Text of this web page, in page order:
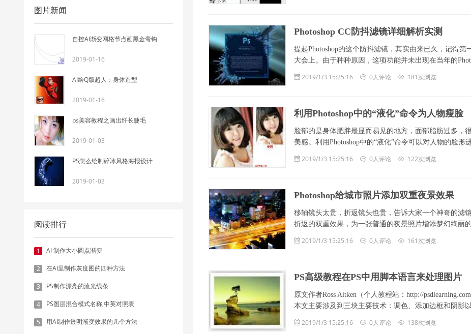
图片新闻
自控AI渐变网格节点画黑金弯钩
2019-01-16
AI绘Q版超人：身体造型
2019-01-16
ps美容教程之画出纤长睫毛
2019-01-03
PS怎么绘制碎冰风格海报设计
2019-01-03
阅读排行
1 AI 制作大小圆点渐变
2 在AI里制作灰度图的四种方法
3 PS制作漂亮的流光线条
4 PS图层混合模式名称,中英对照表
5 用AI制作透明渐变效果的几个方法
Photoshop CC防抖滤镜详细解析实测
提起Photoshop的这个防抖滤镜，其实由来已久，记得
大会上。由于种种原因，这项功能并未出现在当年的
2019/1/3 15:25:16 0人评论 181次浏览
利用Photoshop中的“液化”命令为人物瘦脸
脸部的是身体肥胖最显而易见的地方，面部脂肪过多，
美感。利用Photoshop中的“液化”命令可以对人物的脸
2019/1/3 15:25:16 0人评论 122次浏览
Photoshop给城市照片添加双重夜景效果
移轴镜头太贵，折返镜头也贵，告诉大家一个神奇的滤
折返的双重效果，为一张普通的夜景照片增添梦幻绚丽的
2019/1/3 15:25:16 0人评论 161次浏览
PS高级教程在PS中用脚本语言来处理图片
原文作者Ross Aitken（个人教程站：http://
本文主要涉及到三块主要技术：调色、添加边框和阴影以
2019/1/3 15:25:16 0人评论 138次浏览